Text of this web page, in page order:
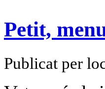
Petit,
Publicat per